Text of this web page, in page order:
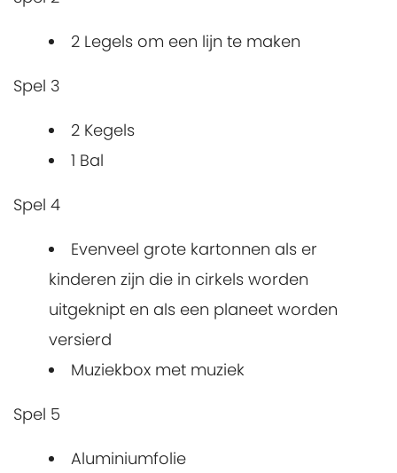
2 Legels om een lijn te maken
Spel 3
2 Kegels
1 Bal
Spel 4
Evenveel grote kartonnen als er
kinderen zijn die in cirkels worden
uitgeknipt en als een planeet worden
versierd
Muziekbox met muziek
Spel 5
Aluminiumfolie